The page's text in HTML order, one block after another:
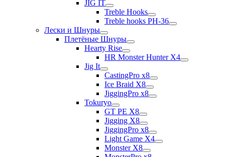
JIG IT
Treble Hooks
Treble hooks PH-36
Лески и Шнуры
Плетёные Шнуры
Hearty Rise
HR Monster Hunter X4
Jig It
CastingPro x8
Ice Braid X8
JiggingPro x8
Tokuryo
GT PE X8
Jigging X8
JiggingPro x8
Light Game X4
Monster X8